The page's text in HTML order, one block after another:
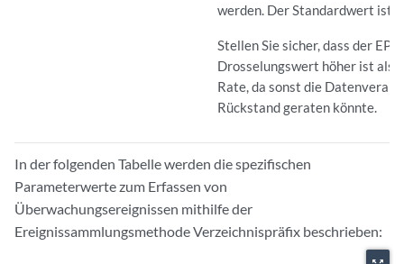
werden. Der Standardwert ist
Stellen Sie sicher, dass der EPS-
Drosselungswert höher ist als
Rate, da sonst die
Rückstand geraten könnte.
In der folgenden Tabelle werden die spezifischen
Parameterwerte zum Erfassen von
Überwachungsereignissen mithilfe der
Ereignissammlungsmethode Verzeichnispräfix beschrieben: